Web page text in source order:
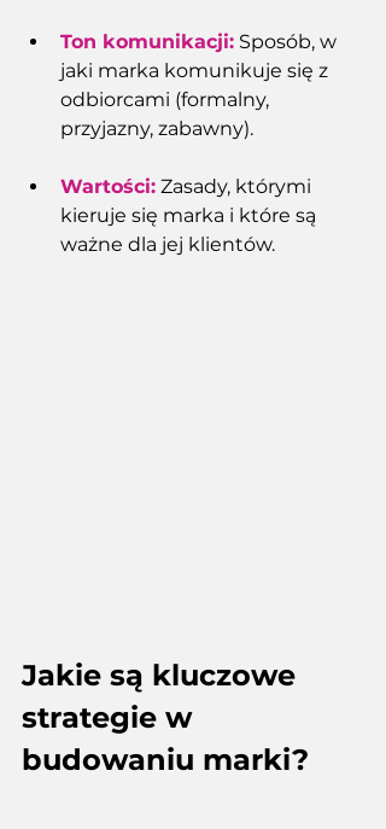
Ton komunikacji: Sposób, w
jaki marka komunikuje się z
odbiorcami (formalny,
przyjazny, zabawny).
Wartości: Zasady, którymi
kieruje się marka i które są
ważne dla jej klientów.
Jakie są kluczowe
strategie w
budowaniu marki?